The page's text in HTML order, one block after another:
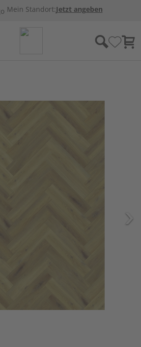
Mein Standort:Jetzt angeben